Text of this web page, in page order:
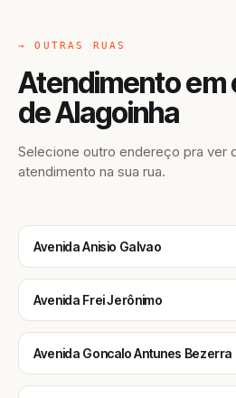
→ OUTRAS RUAS
Atendimento em
de Alagoinha
Selecione outro endereço pra ver
atendimento na sua rua.
Avenida Anisio Galvao
Avenida Frei Jerônimo
Avenida Goncalo Antunes Bezerra